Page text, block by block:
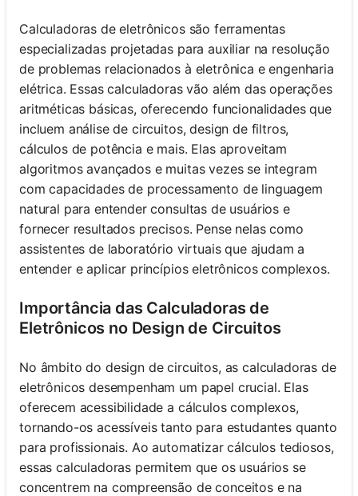
Calculadoras de eletrônicos são ferramentas
especializadas projetadas para auxiliar na resolução
de problemas relacionados à eletrônica e engenharia
elétrica. Essas calculadoras vão além das operações
aritméticas básicas, oferecendo funcionalidades que
incluem análise de circuitos, design de filtros,
cálculos de potência e mais. Elas aproveitam
algoritmos avançados e muitas vezes se integram
com capacidades de processamento de linguagem
natural para entender consultas de usuários e
fornecer resultados precisos. Pense nelas como
assistentes de laboratório virtuais que ajudam a
entender e aplicar princípios eletrônicos complexos.
Importância das Calculadoras de
Eletrônicos no Design de Circuitos
No âmbito do design de circuitos, as calculadoras de
eletrônicos desempenham um papel crucial. Elas
oferecem acessibilidade a cálculos complexos,
tornando-os acessíveis tanto para estudantes quanto
para profissionais. Ao automatizar cálculos tediosos,
essas calculadoras permitem que os usuários se
concentrem na compreensão de conceitos e na